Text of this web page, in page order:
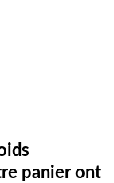
panier ont